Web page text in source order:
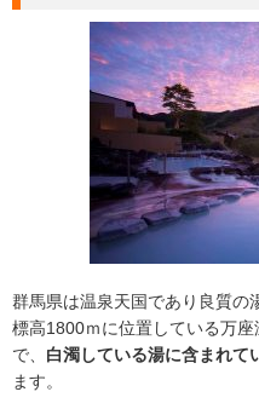
群馬県は温泉天国であり良質の
標高1800ｍに位置している万
で、 白濁している湯に含まれて
ます。